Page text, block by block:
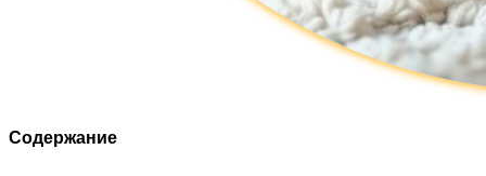
Содержание